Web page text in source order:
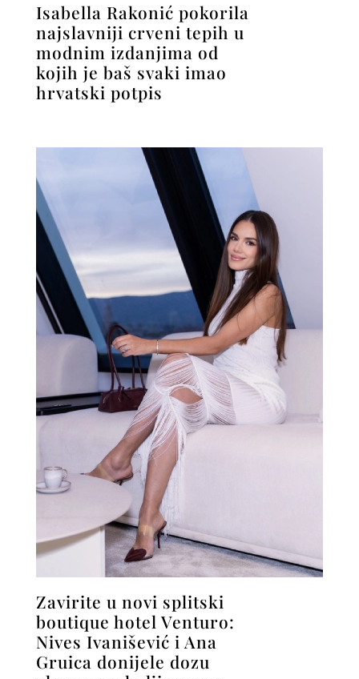
Isabella Rakonić pokorila
najslavniji crveni tepih u
modnim izdanjima od
kojih je baš svaki imao
hrvatski potpis
Zavirite u novi splitski
boutique hotel Venturo:
Nives Ivanišević i Ana
Gruica donijele dozu